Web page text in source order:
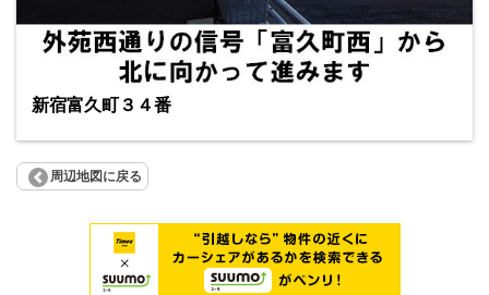
新宿富久町３４番
周辺地図に戻る